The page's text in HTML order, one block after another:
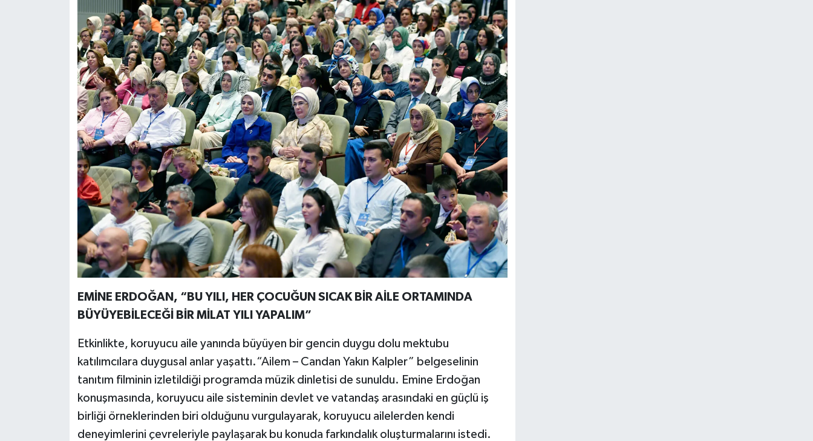
EMİNE ERDOĞAN, “BU YILI, HER ÇOCUĞUN SICAK BİR AİLE ORTAMINDA
BÜYÜYEBİLECEĞİ BİR MİLAT YILI YAPALIM”
Etkinlikte, koruyucu aile yanında büyüyen bir gencin duygu dolu mektubu
katılımcılara duygusal anlar yaşattı.“Ailem – Candan Yakın Kalpler” belgeselinin
tanıtım filminin izletildiği programda müzik dinletisi de sunuldu. Emine Erdoğan
konuşmasında, koruyucu aile sisteminin devlet ve vatandaş arasındaki en güçlü iş
birliği örneklerinden biri olduğunu vurgulayarak, koruyucu ailelerden kendi
deneyimlerini çevreleriyle paylaşarak bu konuda farkındalık oluşturmalarını istedi.